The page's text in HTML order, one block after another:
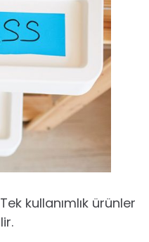
kullanımlık ürünler